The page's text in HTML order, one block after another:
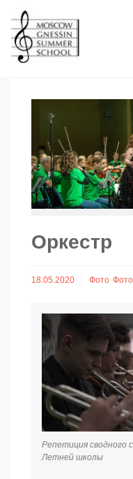
Оркестр
18.05.2020 Фото
Репетиция сводного
Летней школы